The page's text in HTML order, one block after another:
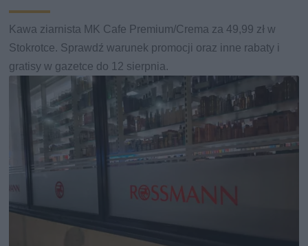
Kawa ziarnista MK Cafe Premium/Crema za 49,99 zł w
Stokrotce. Sprawdź warunek promocji oraz inne rabaty i
gratisy w gazetce do 12 sierpnia.